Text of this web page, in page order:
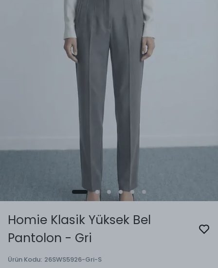
Homie Klasik Yüksek Bel
Pantolon - Gri
Ürün Kodu: 26SWS5926-Gri-S